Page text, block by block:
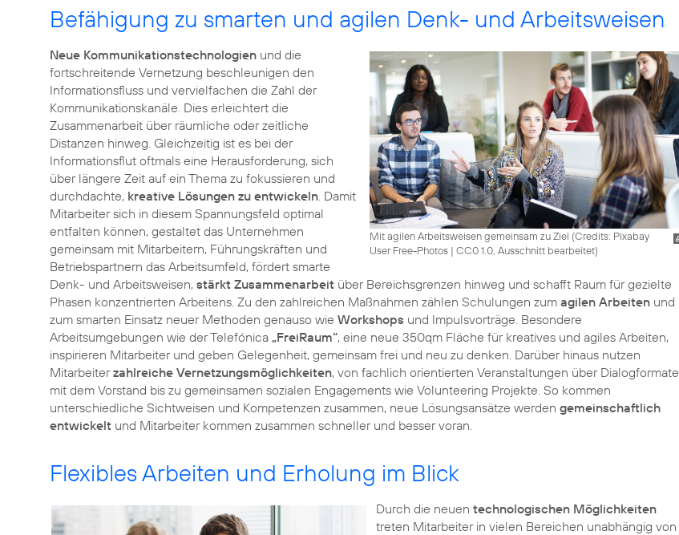
Befähigung zu smarten und agilen Denk- und Arbeitsweisen
Mit agilen Arbeitsweisen gemeinsam zu Ziel (Credits: Pixabay
User Free-Photos| CC0 1.0, Ausschnitt bearbeitet)
Neue Kommunikationstechnologien und die
fortschreitende Vernetzung beschleunigen den
Informationsfluss und vervielfachen die Zahl der
Kommunikationskanäle. Dies erleichtert die
Zusammenarbeit über räumliche oder zeitliche
Distanzen hinweg. Gleichzeitig ist es bei der
Informationsflut oftmals eine Herausforderung, sich
über längere Zeit auf ein Thema zu fokussieren und
durchdachte, kreative Lösungen zu entwickeln. Damit
Mitarbeiter sich in diesem Spannungsfeld optimal
entfalten können, gestaltet das Unternehmen
gemeinsam mit Mitarbeitern, Führungskräften und
Betriebspartnern das Arbeitsumfeld, fördert smarte
Denk- und Arbeitsweisen, stärkt Zusammenarbeit über Bereichsgrenzen hinweg und schafft Raum für gezielte
Phasen konzentrierten Arbeitens. Zu den zahlreichen Maßnahmen zählen Schulungen zum agilen Arbeiten und
zum smarten Einsatz neuer Methoden genauso wie Workshops und Impulsvorträge. Besondere
Arbeitsumgebungen wie der Telefónica „FreiRaum“, eine neue 350qm Fläche für kreatives und agiles Arbeiten,
inspirieren Mitarbeiter und geben Gelegenheit, gemeinsam frei und neu zu denken. Darüber hinaus nutzen
Mitarbeiterzahlreiche Vernetzungsmöglichkeiten, von fachlich orientierten Veranstaltungen über Dialogformate
mit dem Vorstand bis zu gemeinsamen sozialen Engagements wie Volunteering Projekte. So kommen
unterschiedliche Sichtweisen und Kompetenzen zusammen, neue Lösungsansätze werden gemeinschaftlich
entwickelt
Flexibles Arbeiten und Erholung im Blick
Durch die neuen technologischen Möglichkeiten
treten Mitarbeiter in vielen Bereichen unabhängig von